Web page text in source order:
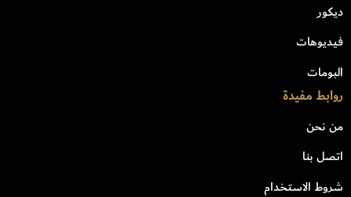
ديكور
فيديوهات
البومات
روابط مفيدة
من نحن
اتصل بنا
شروط الاستخدام